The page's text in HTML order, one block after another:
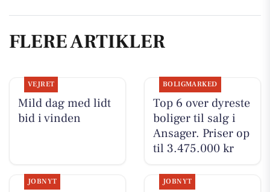
FLERE ARTIKLER
VEJRET
Mild dag med lidt
bid i vinden
BOLIGMARKED
Top 6 over dyreste
boliger til salg i
Ansager. Priser op
til 3.475.000 kr
JOBNYT JOBNYT